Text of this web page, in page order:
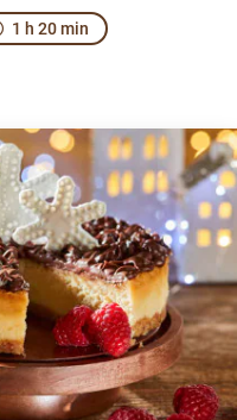
1 h 20 min